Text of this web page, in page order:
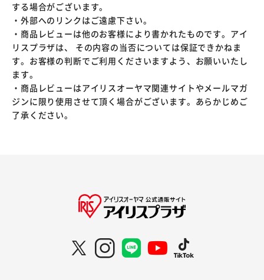
する場合がございます。
・外部へのリンクはご遠慮下さい。
・商品レビューは他のお客様により書かれたものです。アイ
リスプラザは、 その内容の当否については保証できかねま
す。お客様の判断でご利用くださいますよう、お願いいたし
ます。
・商品レビューはアイリスオーヤマ関連サイトやメールマガ
ジンに限り使用させて頂く場合がございます。あらかじめご
了承ください。